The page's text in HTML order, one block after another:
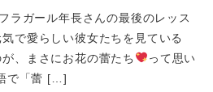
ガール年長さんの最後のレッス
で愛らしい彼女たちを見ている
、まさにお花の蕾たち
って思い
で「蕾 […]